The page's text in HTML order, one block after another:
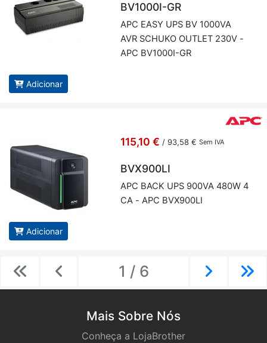
BV1000I-GR
APC EASY UPS BV 1000VA
AVR SCHUKO OU­TLET 230V -
APC BV1000I-GR
Adicionar
115,10 € / 93,58 € Sem IVA
BVX900LI
APC BACK UPS 900VA 480W 4
CA - APC BVX900LI
Adicionar
PreviousPrevious 1 / 6 Next
Mais Sobre Nós
Conheça a LojaBrother